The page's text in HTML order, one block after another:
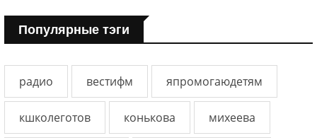
Популярные тэги
радио вестифм япромогаюдетям
кшколеготов конькова михеева